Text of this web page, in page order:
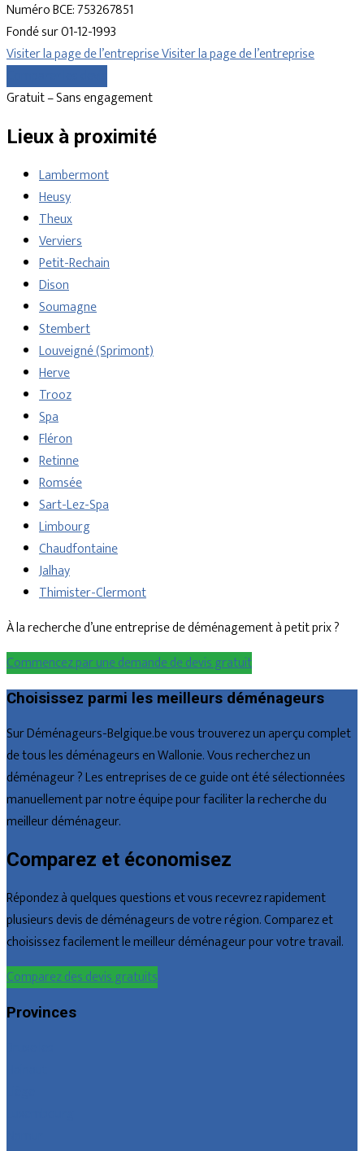
Numéro BCE: 753267851
Fondé sur 01-12-1993
Visiter la page de l’entrepriseVisiter la page de l’entreprise
Gratuit – Sans engagement
Lieux à proximité
Lambermont
Heusy
Theux
Verviers
Petit-Rechain
Dison
Soumagne
Stembert
Louveigné (Sprimont)
Herve
Trooz
Spa
Fléron
Retinne
Romsée
Sart-Lez-Spa
Limbourg
Chaudfontaine
Jalhay
Thimister-Clermont
À la recherche d’une entreprise de déménagement à petit prix ?
Commencez par une demande de devis gratuit
Choisissez parmi les meilleurs déménageurs
Sur Déménageurs-Belgique.be vous trouverez un aperçu complet
de tous les déménageurs en Wallonie. Vous recherchez un
déménageur ? Les entreprises de ce guide ont été sélectionnées
manuellement par notre équipe pour faciliter la recherche du
meilleur déménageur.
Comparez et économisez
Répondez à quelques questions et vous recevrez rapidement
plusieurs devis de déménageurs de votre région. Comparez et
choisissez facilement le meilleur déménageur pour votre travail.
Comparez des devis gratuits
Provinces